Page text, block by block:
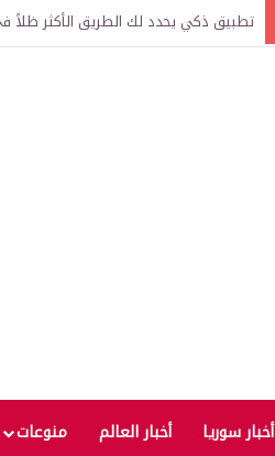
تركيا وسوريا توقعان اتفاقية لإنشاء
أخبار سوريا أخبار العالم منوعات